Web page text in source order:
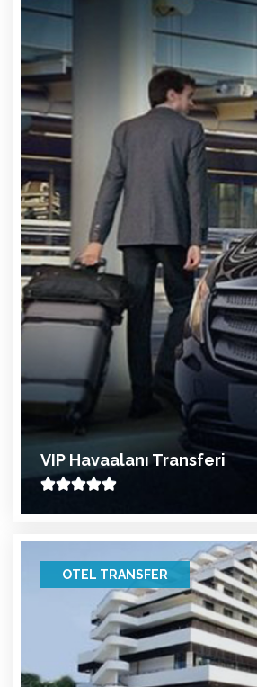
VIP Havaalanı Transferi
OTEL TRANSFER